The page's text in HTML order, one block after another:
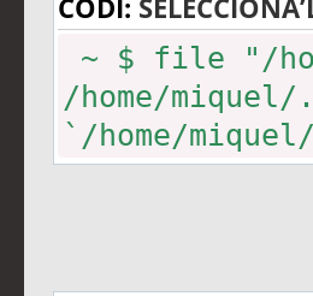
~ $ file "/
/home/miquel/
`/home/